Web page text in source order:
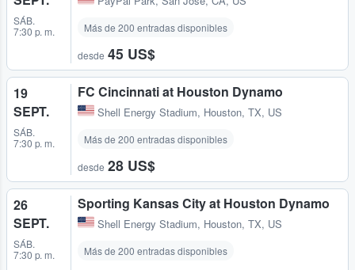
SÁB.
7:30 p. m.
Más de 200 entradas disponibles
desde 45 US$
19
SEPT.
SÁB.
7:30 p. m.
FC Cincinnati at Houston Dynamo
Shell Energy Stadium, Houston, TX, US
Más de 200 entradas disponibles
desde 28 US$
26
SEPT.
SÁB.
7:30 p. m.
Sporting Kansas City at Houston Dynamo
Shell Energy Stadium, Houston, TX, US
Más de 200 entradas disponibles